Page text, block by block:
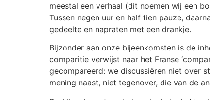
meestal een verhaal (dit noemen wij een
Tussen negen uur en half tien pauze,
gedeelte en napraten met een drankje.
Bijzonder aan onze bijeenkomsten is de
comparitie verwijst naar het Franse
gecompareerd: we discussiëren niet over
mening naast, niet tegenover, die van de